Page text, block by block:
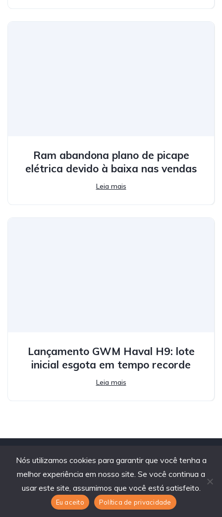
Ram abandona plano de picape
elétrica devido à baixa nas vendas
Leia mais
Lançamento GWM Haval H9: lote
inicial esgota em tempo recorde
Leia mais
Nós utilizamos cookies para garantir que você tenha a
melhor experiência em nosso site. Se você continua a
usar este site, assumimos que você está satisfeito.
Eu aceito Política de privacidade